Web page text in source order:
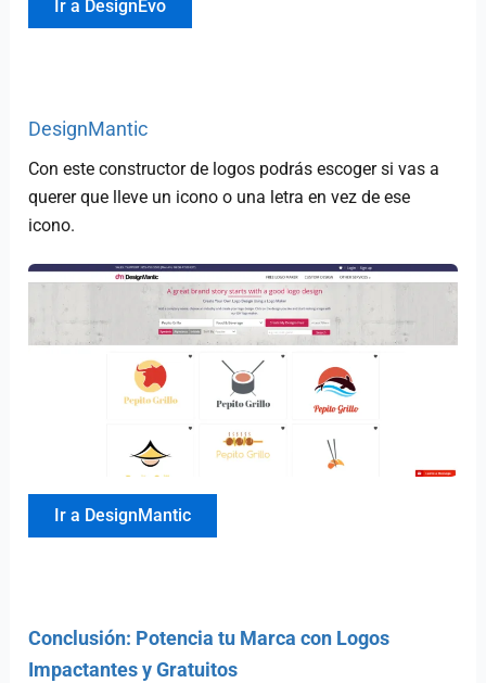
Ir a DesignEvo
DesignMantic
Con este constructor de logos podrás escoger si vas a
querer que lleve un icono o una letra en vez de ese
icono.
Ir a DesignMantic
Conclusión: Potencia tu Marca con Logos
Impactantes y Gratuitos